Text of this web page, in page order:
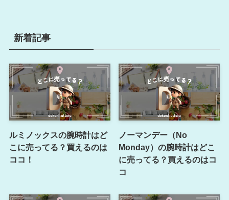
新着記事
ルミノックスの腕時計はど
こに売ってる？買えるのは
ココ！
ノーマンデー（No
Monday）の腕時計はどこ
に売ってる？買えるのはコ
コ